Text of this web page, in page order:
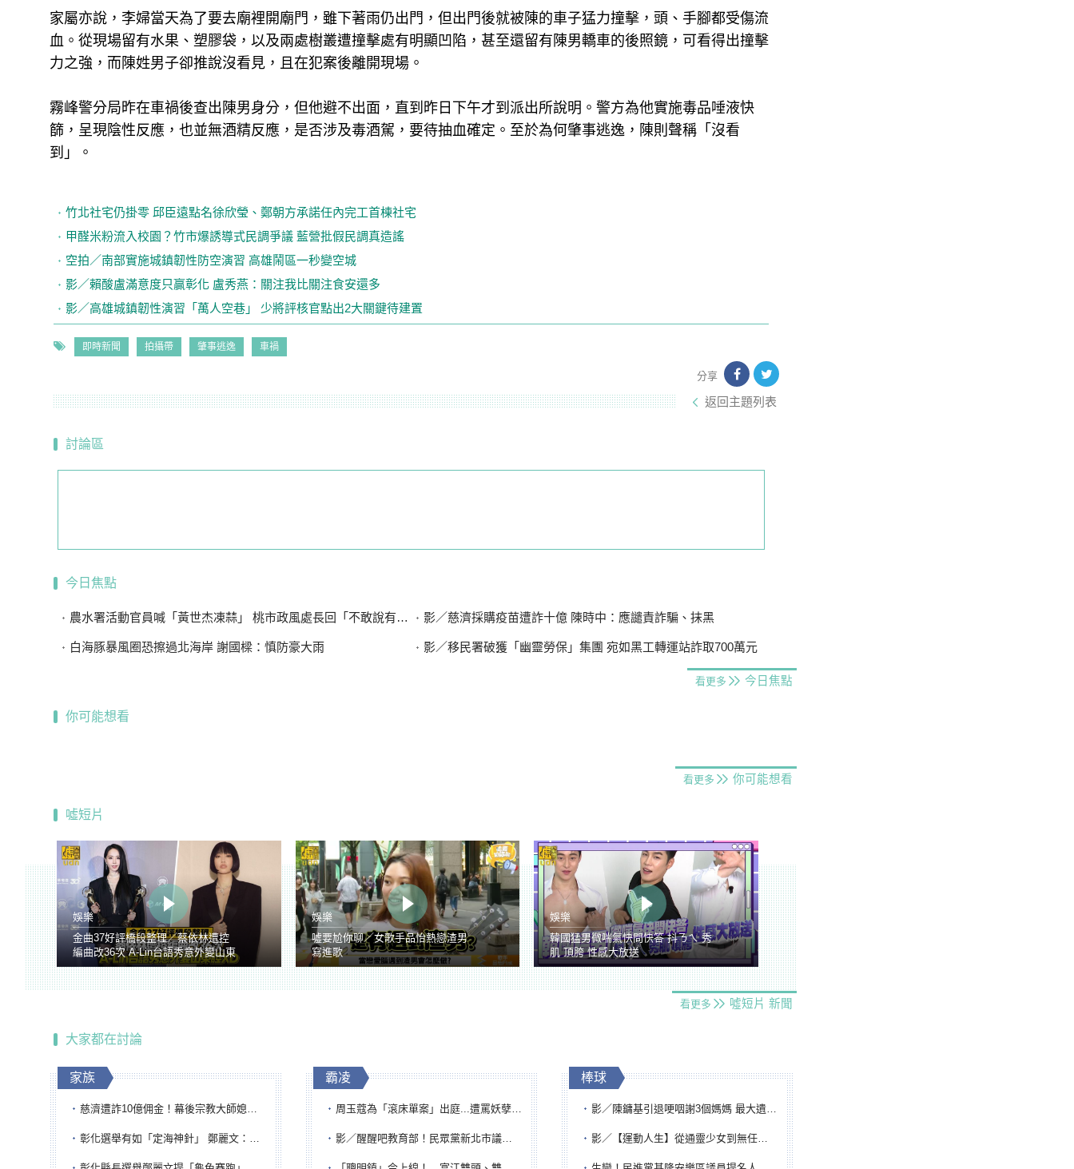
家屬亦說，李婦當天為了要去廟裡開廟門，雖下著雨仍出門，但出門後就被陳的車子猛力撞擊，頭、手腳都受傷流
血。從現場留有水果、塑膠袋，以及兩處樹叢遭撞擊處有明顯凹陷，甚至還留有陳男轎車的後照鏡，可看得出撞擊
力之強，而陳姓男子卻推說沒看見，且在犯案後離開現場。
霧峰警分局昨在車禍後查出陳男身分，但他避不出面，直到昨日下午才到派出所說明。警方為他實施毒品唾液快
篩，呈現陰性反應，也並無酒精反應，是否涉及毒酒駕，要待抽血確定。至於為何肇事逃逸，陳則聲稱「沒看
到」。
竹北社宅仍掛零 邱臣遠點名徐欣瑩、鄭朝方承諾任內完工首棟社宅
甲醛米粉流入校園？竹市爆誘導式民調爭議 藍營批假民調真造謠
空拍／南部實施城鎮韌性防空演習 高雄鬧區一秒變空城
影／賴酸盧滿意度只贏彰化 盧秀燕：關注我比關注食安還多
影／高雄城鎮韌性演習「萬人空巷」 少將評核官點出2大關鍵待建置
即時新聞 拍攝帶 肇事逃逸 車禍
分享
返回主題列表
討論區
今日焦點
農水署活動官員喊「黃世杰凍蒜」 桃市政風處長回「不敢說有違法」 影／慈濟採購疫苗遭詐十億 陳時中：應譴責詐騙、抹黑
白海豚暴風圈恐擦過北海岸 謝國樑：慎防豪大雨 影／移民署破獲「幽靈勞保」集團 宛如黑工轉運站詐取700萬元
看更多 今日焦點
你可能想看
看更多 你可能想看
噓短片
娛樂
金曲37好評橋段整理／蔡依林遭控
編曲改36次 A-Lin台語秀意外變山東
腔
娛樂
噓要尬你聊／女歌手品怡熱戀渣男
寫進歌
娛樂
韓國猛男微喘氣快問快答 抖ㄋㄟ 秀
肌 頂胯 性感大放送
看更多 噓短片 新聞
大家都在討論
家族
慈濟遭詐10億佣金！幕後宗教大師媳婦獲100萬交保...快步奔離不發一語
彰化選舉有如「定海神針」 鄭麗文：傾全黨之力讓彰化贏
霸凌
周玉蔻為「滾床單案」出庭...遭罵妖孽下地獄 張淑娟批：舌頭殺人有罪
影／醒醒吧教育部！民眾黨新北市議員參選人提出校園反毒防線升級政見
棒球
影／陳鏞基引退哽咽謝3個媽媽 最大遺憾無緣大聯盟
影／【運動人生】從通靈少女到無任所大使 劉柏君女裁判人生國際發光